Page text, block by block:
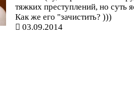
тяжких преступлений, но суть
Как же его "зачистить? )))
03.09.2014